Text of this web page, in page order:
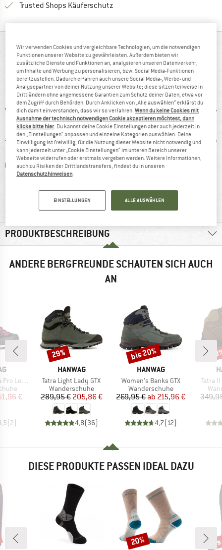
Trusted Shops Käuferschutz
AUF EINEN BLICK
Komfortable Wanderschuhe mit verbreitertem
Vorfußbereich
g GORE-TEX wasserdicht
MATERIALINFOS & FEATURES
PRODUKTBESCHREIBUNG
ANDERE BERGFREUNDE SCHAUTEN SICH AUCH
AN
GTX
Preis
€
(2)
MARKE
HANWAG
Artikel
Tatra Light Lady GTX
Produktgruppe
Wanderschuhe
Preis
289,95 €reduzierter Preis
205,86 €
4,8(36)
Rabatt
29%
MARKE
HANWAG
Artikel
Women's Banks GTX
Produktgruppe
Wanderschuhe
Preis
269,95 € reduzierter Preis
ab 215,96 €
4,7( 12)
Rabatt
bis 20%
Artikel
Tatra
DIESE PRODUKTE PASSEN IDEAL DAZU
Rabatt
20%
Wir verwenden Cookies und vergleichbare Technologien, um die notwendigen
Funktionen unserer Website zu gewährleisten. Außerdem bieten wir
zusätzliche Dienste und Funktionen an, analysieren unseren Datenverkehr,
um Inhalte und Werbung zu personalisieren, bzw. Social Media-Funktionen
bereitzustellen. Dadurch erfahren auch unsere Social Media-, Werbe- und
Analysepartner von deiner Nutzung unserer Website; diese sitzen teilweise in
Drittländern ohne angemessene Garantien zum Schutz deiner Daten, etwa vor
dem Zugriff durch Behörden. Durch Anklicken von „Alle auswählen“ erklärst du
dich damit einverstanden, dass wir so verfahren.Wenn du keine Cookies mit
Ausnahme der technisch notwendigen Cookie akzeptieren möchtest, dann
klicke bitte hier. Du kannst deine Cookie Einstellungen aber auch jederzeit in
den „Einstellungen“ anpassen und einzelne Kategorien auswählen. Deine
Einwilligung ist freiwillig, für die Nutzung dieser Website nicht notwendig und
kann jederzeit unter „Cookie Einstellungen“ im unteren Bereich unserer
Webseite widerrufen oder erstmals vergeben werden. Weitere Informationen,
auch zu Risiken der Drittlandstransfers, findest du in unseren
Datenschutzhinweisen.
EINSTELLUNGEN ALLE AUSWÄHLEN